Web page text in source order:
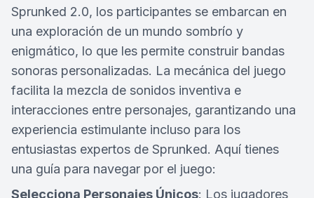
Sprunked 2.0, los participantes se embarcan en
una exploración de un mundo sombrío y
enigmático, lo que les permite construir bandas
sonoras personalizadas. La mecánica del juego
facilita la mezcla de sonidos inventiva e
interacciones entre personajes, garantizando una
experiencia estimulante incluso para los
entusiastas expertos de Sprunked. Aquí tienes
una guía para navegar por el juego:
Selecciona Personajes Únicos: Los jugadores